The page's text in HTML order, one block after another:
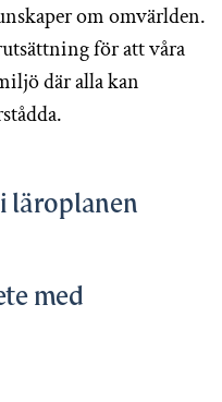
om omvärlden.
för att våra
där alla kan
läroplanen
med